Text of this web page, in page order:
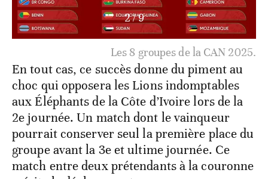
3/9
Voici le programme complet des 52 matchs de la
CAN 2025.
En tout cas, ce succès donne du piment au
choc qui opposera les Lions indomptables
aux Éléphants de la Côte d’Ivoire lors de la
2ejournée. Un match dont le vainqueur
pourrait conserver seul la première place du
groupe avant la 3eet ultime journée. Ce